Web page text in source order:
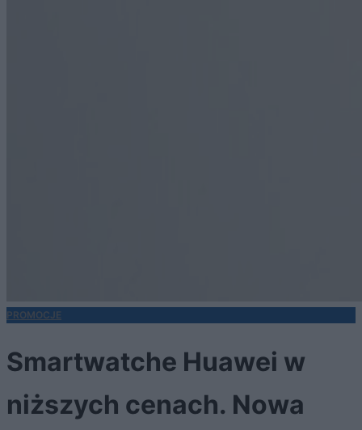
PROMOCJE
Smartwatche Huawei w
niższych cenach. Nowa